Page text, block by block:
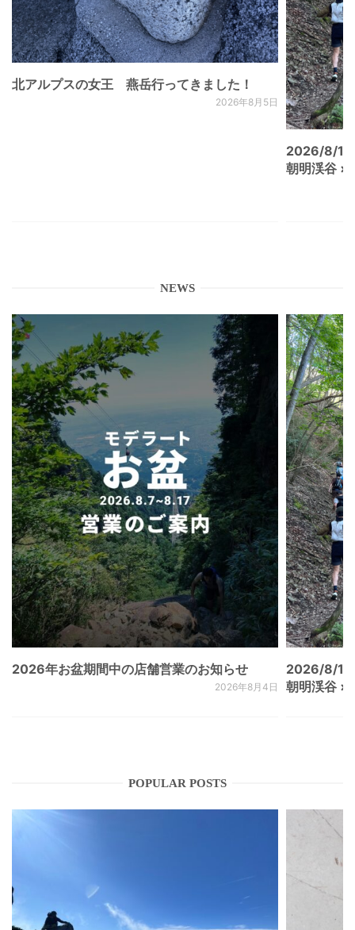
北アルプスの女王 燕岳行ってきました！
2026年8月5日
2026/8/
朝明渓谷 ×
NEWS
2026年お盆期間中の店舗営業のお知らせ
2026年8月4日
2026/8/
朝明渓谷 ×
POPULAR POSTS